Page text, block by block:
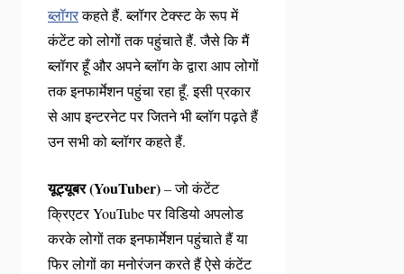
ब्लॉगरकहते हैं. ब्लॉगर टेक्स्ट के रूप में
कंटेंट को लोगों तक पहुंचाते हैं. जैसे कि मैं
ब्लॉगर हूँ और अपने ब्लॉग के द्वारा आप लोगों
तक इनफार्मेशन पहुंचा रहा हूँ. इसी प्रकार
से आप इन्टरनेट पर जितने भी ब्लॉग पढ़ते हैं
उन सभी को ब्लॉगर कहते हैं.
यूट्यूबर (YouTuber)– जो कंटेंट
क्रिएटर YouTube पर विडियो अपलोड
करके लोगों तक इनफार्मेशन पहुंचाते हैं या
फिर लोगों का मनोरंजन करते हैं ऐसे कंटेंट